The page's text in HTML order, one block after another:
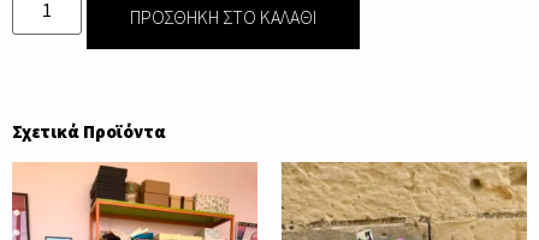
ΠΡΟΣΘΉΚΗ ΣΤΟ ΚΑΛΆΘΙ
Σχετικά Προϊόντα